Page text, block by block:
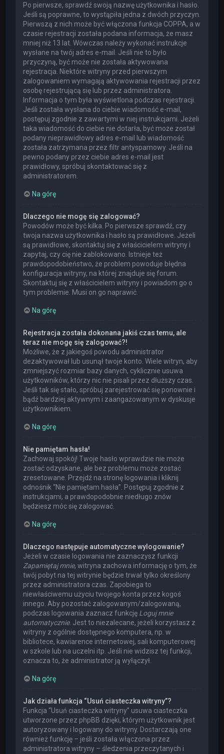
Po pierwsze, sprawdź swoją nazwę użytkownika i hasło.
Jeśli są poprawne, to wystąpiła jedna z dwóch przyczyn.
Pierwszą z nich może być włączona funkcja COPPA, a w
czasie rejestracji została podana informacja, że masz
mniej niż 13 lat. Wówczas należy wykonać instrukcje
wysłane na twój adres e-mail. Jeśli nie to było
przyczyną, być może nie została aktywowana
rejestracja. Niektóre witryny przed pierwszym
zalogowaniem wymagają aktywowania rejestracji przez
osobę rejestrującą się lub przez administratora.
Informacja o tym była wyświetlona podczas rejestracji.
Jeśli została wysłana do ciebie wiadomość e-mail,
postępuj zgodnie z zawartymi w niej instrukcjami. Jeżeli
taka wiadomość do ciebie nie dotarła, być może został
podany nieprawidłowy adres e-mail lub wiadomość
została zatrzymana przez filtr antyspamowy. Jeśli na
pewno podany przez ciebie adres e-mail jest
prawidłowy, spróbuj skontaktować się z
administratorem.
Na górę
Dlaczego nie mogę się zalogować?
Powodów może być kilka. Po pierwsze sprawdź, czy
twoja nazwa użytkownika i hasło są prawidłowe. Jeżeli
są prawidłowe, skontaktuj się z właścicielem witryny i
zapytaj, czy cię nie zablokowano. Istnieje też
prawdopodobieństwo, że problem powoduje błędna
konfiguracja witryny, na której znajduje się forum.
Skontaktuj się z właścicielem witryny i powiadom go o
tym problemie. Musi on go naprawić.
Na górę
Rejestracja została dokonana jakiś czas temu, ale
teraz nie mogę się zalogować?!
Możliwe, że z jakiegoś powodu administrator
dezaktywował lub usunął twoje konto. Wiele witryn, aby
zmniejszyć rozmiar bazy danych, cyklicznie usuwa
użytkowników, którzy nic nie pisali przez dłuższy czas.
Jeśli tak się stało, spróbuj zarejestrować się ponownie i
bądź bardziej aktywnym i zaangażowanym w dyskusje
użytkownikiem.
Na górę
Nie pamiętam hasła!
Zachowaj spokój! Twoje hasło wprawdzie nie może
zostać odzyskane, ale bez problemu może zostać
zresetowane. Przejdź na stronę logowania i kliknij
odnośnik “Nie pamiętam hasła”. Postępuj zgodnie z
instrukcjami, a prawdopodobnie niedługo znów
będziesz móc się zalogować.
Na górę
Dlaczego następuje automatyczne wylogowanie?
Jeżeli w czasie logowania nie zaznaczysz funkcji
Zapamiętaj mnie, witryna zachowa informację o tym, że
twój pobyt na tej witrynie będzie trwał tylko określony
przez administratora czas. Zapobiega to
niewłaściwemu użyciu twojego konta przez kogoś
innego. Aby pozostać zalogowanym/zalogowaną,
podczas logowania zaznacz funkcję Loguj mnie
automatycznie. Jest to niezalecane, jeżeli korzystasz z
witryny z ogólnie dostępnego komputera, np. w
bibliotece, kawiarence internetowej, sali komputerowej
w szkole lub na uczelni itp. Jeśli nie widzisz tej funkcji,
oznacza to, że administrator ją wyłączył.
Na górę
Jak działa funkcja “Usuń ciasteczka witryny”?
Funkcja “Usuń ciasteczka witryny” usuwa ciasteczka
utworzone przez phpBB dzięki, którym użytkownik jest
autoryzowany i logowany do witryny. Dostarczają one
również funkcję – jeśli została włączona przez
administratora witryny – śledzenia przeczytanych i